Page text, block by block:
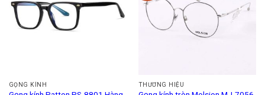
GỌNG KÍNH THƯƠNG HIỆU